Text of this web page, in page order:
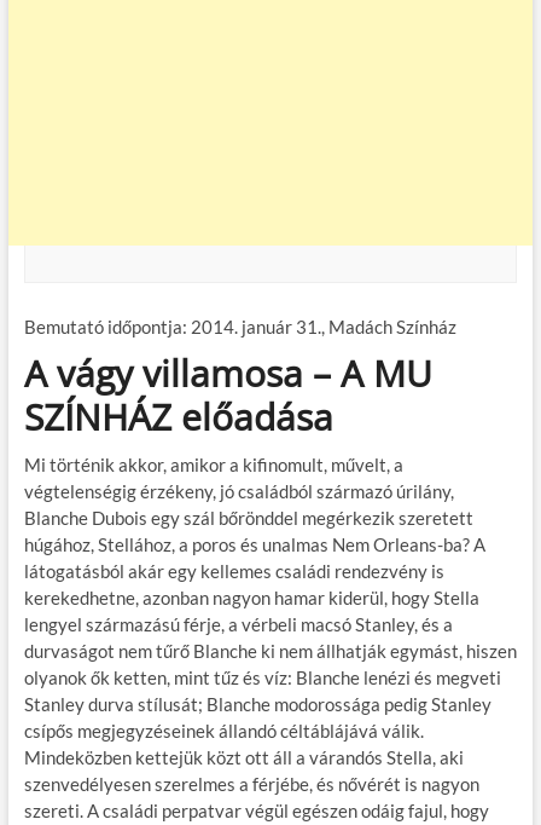
Bemutató időpontja: 2014. január 31., Madách Színház
A vágy villamosa – A MU
SZÍNHÁZ előadása
Mi történik akkor, amikor a kifinomult, művelt, a
végtelenségig érzékeny, jó családból származó úrilány,
Blanche Dubois egy szál bőrönddel megérkezik szeretett
húgához, Stellához, a poros és unalmas Nem Orleans-ba? A
látogatásból akár egy kellemes családi rendezvény is
kerekedhetne, azonban nagyon hamar kiderül, hogy Stella
lengyel származású férje, a vérbeli macsó Stanley, és a
durvaságot nem tűrő Blanche ki nem állhatják egymást, hiszen
olyanok ők ketten, mint tűz és víz: Blanche lenézi és megveti
Stanley durva stílusát; Blanche modorossága pedig Stanley
csípős megjegyzéseinek állandó céltáblájává válik.
Mindeközben kettejük közt ott áll a várandós Stella, aki
szenvedélyesen szerelmes a férjébe, és nővérét is nagyon
szereti. A családi perpatvar végül egészen odáig fajul, hogy